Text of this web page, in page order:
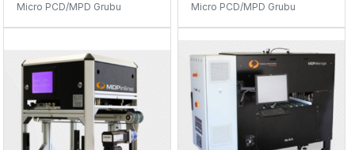
Micro PCD/MPD Grubu Micro PCD/MPD Grubu